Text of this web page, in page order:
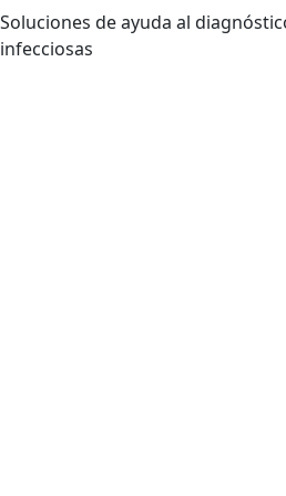
Pasar al contenido principal
Soluciones de ayuda al
infecciosas